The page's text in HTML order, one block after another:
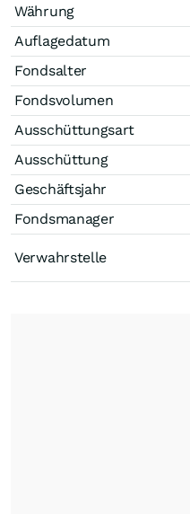
Währung
Auflagedatum
Fondsalter
Fondsvolumen
Ausschüttungsart
Ausschüttung
Geschäftsjahr
Fondsmanager
Verwahrstelle